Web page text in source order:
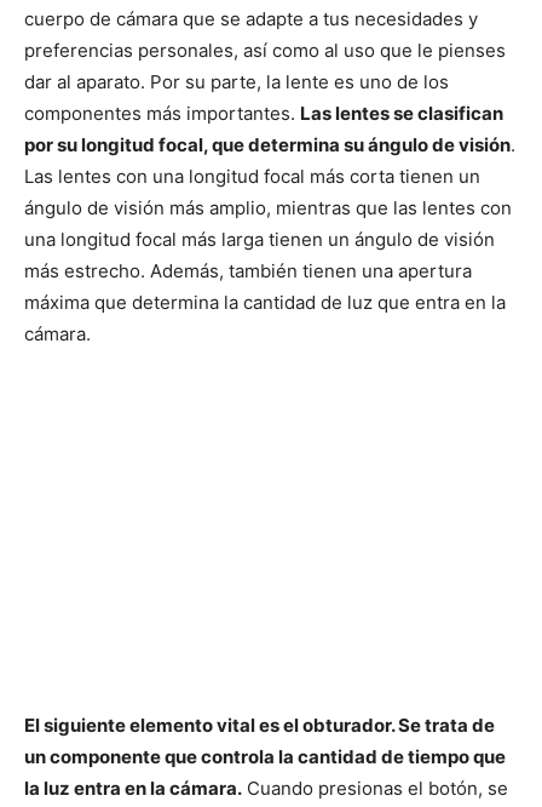
cuerpo de cámara que se adapte a tus necesidades y
preferencias personales, así como al uso que le pienses
dar al aparato. Por su parte, la lente es uno de los
componentes más importantes. Las lentes se clasifican
por su longitud focal, que determina su ángulo de visión.
Las lentes con una longitud focal más corta tienen un
ángulo de visión más amplio, mientras que las lentes con
una longitud focal más larga tienen un ángulo de visión
más estrecho. Además, también tienen una apertura
máxima que determina la cantidad de luz que entra en la
cámara.
El siguiente elemento vital es el obturador. Se trata de
un componente que controla la cantidad de tiempo que
la luz entra en la cámara. Cuando presionas el botón, se